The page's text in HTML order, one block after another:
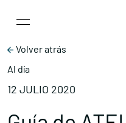
Main
Volver atrás
Al día
12 JULIO 2020